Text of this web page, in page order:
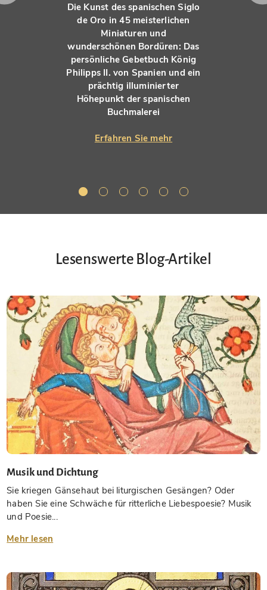
Die Kunst des spanischen Siglo
de Oro in 45 meisterlichen
Miniaturen und
wunderschönen Bordüren: Das
persönliche Gebetbuch König
Philipps II. von Spanien und ein
prächtig illuminierter
Höhepunkt der spanischen
Buchmalerei
Erfahren Sie mehr
Lesenswerte Blog-Artikel
Musik und Dichtung
Sie kriegen Gänsehaut bei liturgischen Gesängen? Oder
haben Sie eine Schwäche für ritterliche Liebespoesie? Musik
und Poesie...
Mehr lesen